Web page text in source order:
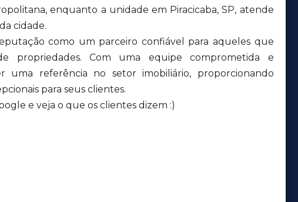
enquanto a unidade em Piracicaba, SP, atende
cidade.
como um parceiro confiável para aqueles que
propriedades. Com uma equipe comprometida e
uma referência no setor imobiliário, proporcionando
para seus clientes.
e veja o que os clientes dizem :)